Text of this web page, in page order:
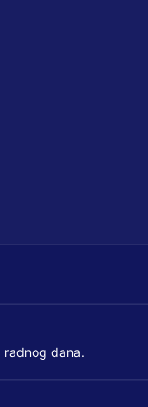
dana.